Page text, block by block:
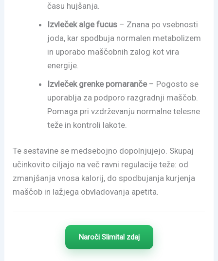
času hujšanja.
Izvleček alge fucus – Znana po vsebnosti
joda, kar spodbuja normalen metabolizem
in uporabo maščobnih zalog kot vira
energije.
Izvleček grenke pomaranče– Pogosto se
uporablja za podporo razgradnji maščob.
Pomaga pri vzdrževanju normalne telesne
teže in kontroli lakote.
Te sestavine se medsebojno dopolnjujejo. Skupaj
učinkovito ciljajo na več ravni regulacije teže: od
zmanjšanja vnosa kalorij, do spodbujanja kurjenja
maščob in lažjega obvladovanja apetita.
Naroči Slimital zdaj